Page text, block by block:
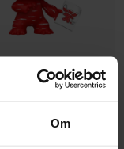
Om
POP! Disney Vinyl